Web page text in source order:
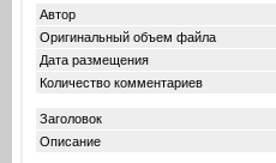
Автор
Оригинальный объем файла
Дата размещения
Количество комментариев
Заголовок
Описание